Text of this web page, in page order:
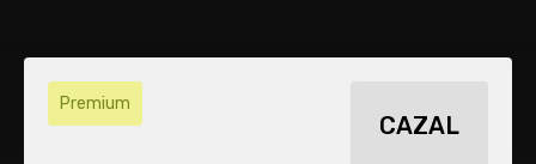
Premium
CAZAL